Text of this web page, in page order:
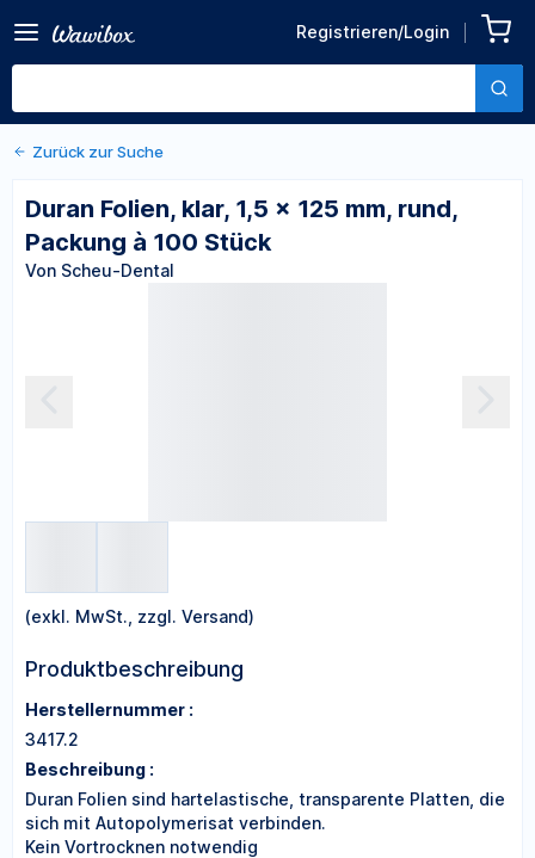
Registrieren/Login
mm, rund, Packung à 100
Stück
Von Scheu-Dental
Zurück zu den Produktdetails
Zurück zur Suche
Duran Folien, klar, 1,5 × 125 mm, rund,
Packung à 100 Stück
Von Scheu-Dental
(exkl. MwSt., zzgl. Versand)
Produktbeschreibung
Herstellernummer :
3417.2
Beschreibung :
Duran Folien sind hartelastische, transparente Platten, die
sich mit Autopolymerisat verbinden.
Kein Vortrocknen notwendig